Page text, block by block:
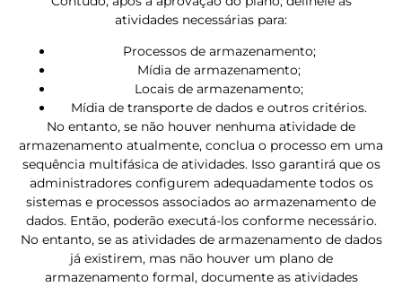
atividades necessárias para:
Processos de armazenamento;
Mídia de armazenamento;
Locais de armazenamento;
Mídia de transporte de dados e outros critérios.
No entanto, se não houver nenhuma atividade de
armazenamento atualmente, conclua o processo em uma
sequência multifásica de atividades. Isso garantirá que os
administradores configurem adequadamente todos os
sistemas e processos associados ao armazenamento de
dados. Então, poderão executá-los conforme necessário.
No entanto, se as atividades de armazenamento de dados
já existirem, mas não houver um plano de
armazenamento formal, documente as atividades